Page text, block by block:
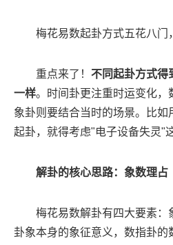
梅花易数起卦方式五花八门
重点来了！ 不同起卦方式得
一样。时间卦更注重时运变化，
象卦则要结合当时的场景。比如
起卦，就得考虑"电子设备失灵"
解卦的核心思路：象数理占
梅花易数解卦有四大要素：
卦象本身的象征意义，数指卦的